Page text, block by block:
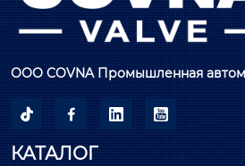
ООО COVNA Промышленная
   
КАТАЛОГ